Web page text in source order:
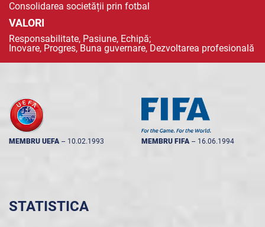
Consolidarea societății prin fotbal
VALORI
Responsabilitate, Pasiune, Echipă;
Inovare, Progres, Buna guvernare, Dezvoltarea profesională
MEMBRU UEFA -- 10.02.1993 MEMBRU FIFA -- 16.06.1994
STATISTICA